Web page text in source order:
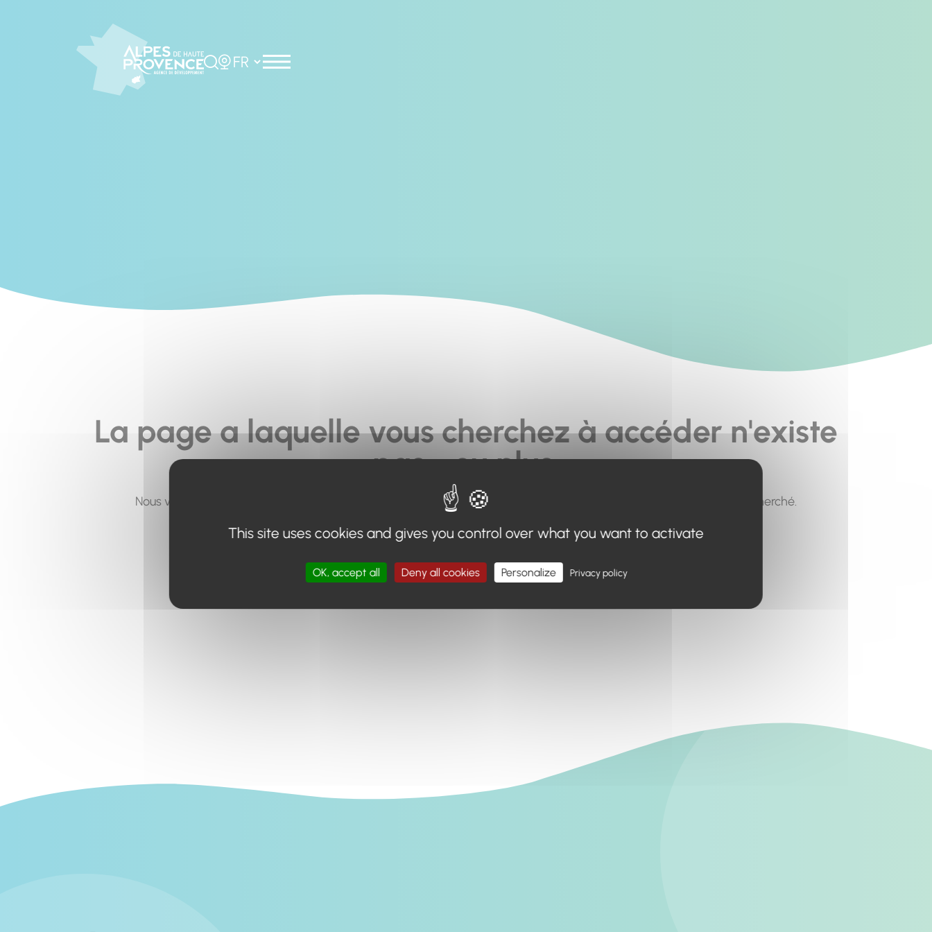
Rechercher
Choisir la langue
La page a laquelle vous cherchez à accéder n'existe
pas... ou plus.
Nous vous invitons à utiliser le moteur de recherche en haut de page, ou à utiliser le menu pour trouver le contenu recherché.
Retour à l'accueil
This site uses cookies and gives you control over what you want to activate
OK, accept all Deny all cookies Personalize Privacy policy